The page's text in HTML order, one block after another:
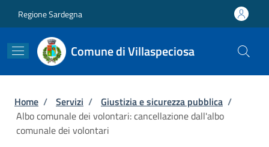
Regione Sardegna
Comune di Villaspeciosa
Briciole di pane
Home / Servizi / Giustizia e sicurezza pubblica /
Albo comunale dei volontari: cancellazione dall'albo
comunale dei volontari